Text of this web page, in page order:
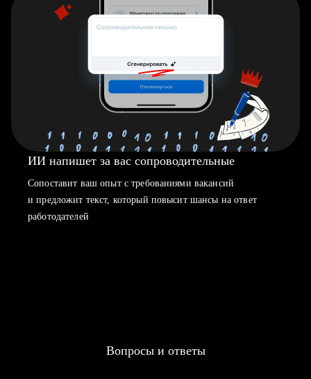
ИИ напишет за вас сопроводительные
Сопоставит ваш опыт с требованиями вакансий
и предложит текст, который повысит шансы на ответ
работодателей
Вопросы и ответы